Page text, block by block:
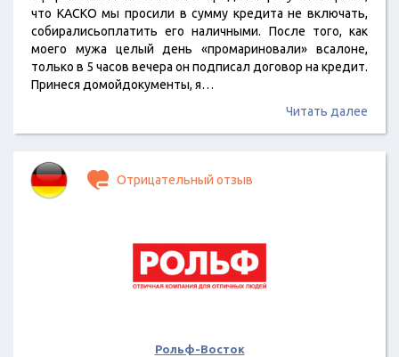
что КАСКО мы просили в сумму кредита не включать,
собиралисьоплатить его наличными. После того, как
моего мужа целый день «промариновали» всалоне,
только в 5 часов вечера он подписал договор на кредит.
Принеся домойдокументы, я…
Читать далее
Отрицательный отзыв
Рольф-Восток